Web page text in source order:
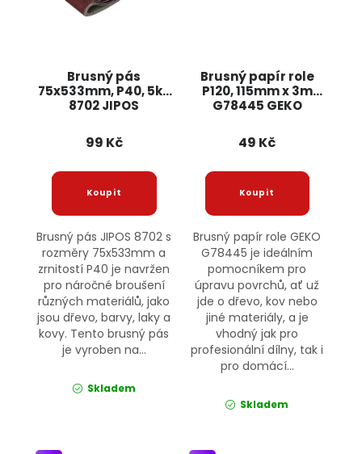
Brusný pás
75x533mm, P40, 5ks
8702 JIPOS
99 Kč
Brusný pás JIPOS 8702 s
rozměry 75x533mm a
zrnitostí P40 je navržen
pro náročné broušení
různých materiálů, jako
jsou dřevo, barvy, laky a
kovy. Tento brusný pás
je vyroben na...
Skladem
Brusný papír role
P120, 115mm x 3m
G78445 GEKO
49 Kč
Brusný papír role GEKO
G78445 je ideálním
pomocníkem pro
úpravu povrchů, ať už
jde o dřevo, kov nebo
jiné materiály, a je
vhodný jak pro
profesionální dílny, tak i
pro domácí...
Skladem